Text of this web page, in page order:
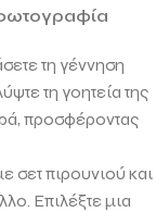
τη γέννηση
τη γοητεία της
προσφέροντας
σετ πιρουνιού και
Επιλέξτε μια